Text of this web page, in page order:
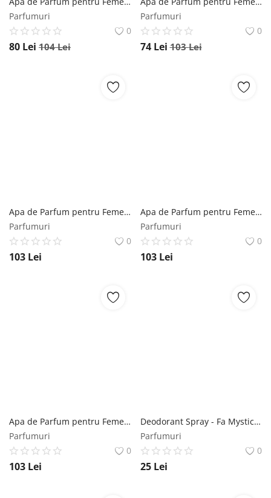
Parfumuri
0
80 Lei 104Lei
Parfumuri
0
74 Lei 103Lei
Apa de Parfum pentru Femei - Lattafa Perfumes EDP Confidential Private Gold, 100 ml Lattafa
Parfumuri
0
103 Lei
Apa de Parfum pentru Femei - Lattafa Perfumes EDP Azeezah, 100 ml Lattafa
Parfumuri
0
103 Lei
Apa de Parfum pentru Femei - Lattafa Perfumes EDP Ramz Gold, 100 ml Lattafa
Parfumuri
0
103 Lei
Deodorant Spray - Fa Mystic Moments Passion Flower 48h, 150 ml Fa
Parfumuri
0
25 Lei